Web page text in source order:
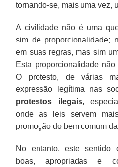
tornando-se, mais uma vez,
A civilidade não é uma
sim de proporcionalidade;
em suas regras, mas sim
Esta proporcionalidade
O protesto, de várias
expressão legítima nas
protestos ilegais,
onde as leis servem
promoção do bem comum
No entanto, este sentido
boas, apropriadas e